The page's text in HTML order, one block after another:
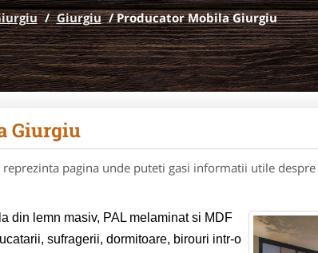
/ Giurgiu /Producator Mobila Giurgiu
Giurgiu
reprezinta pagina unde puteti gasi informatii utile despre
din lemn masiv, PAL melaminat si MDF
sufragerii, dormitoare, birouri intr-o